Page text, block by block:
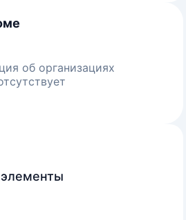
об организациях